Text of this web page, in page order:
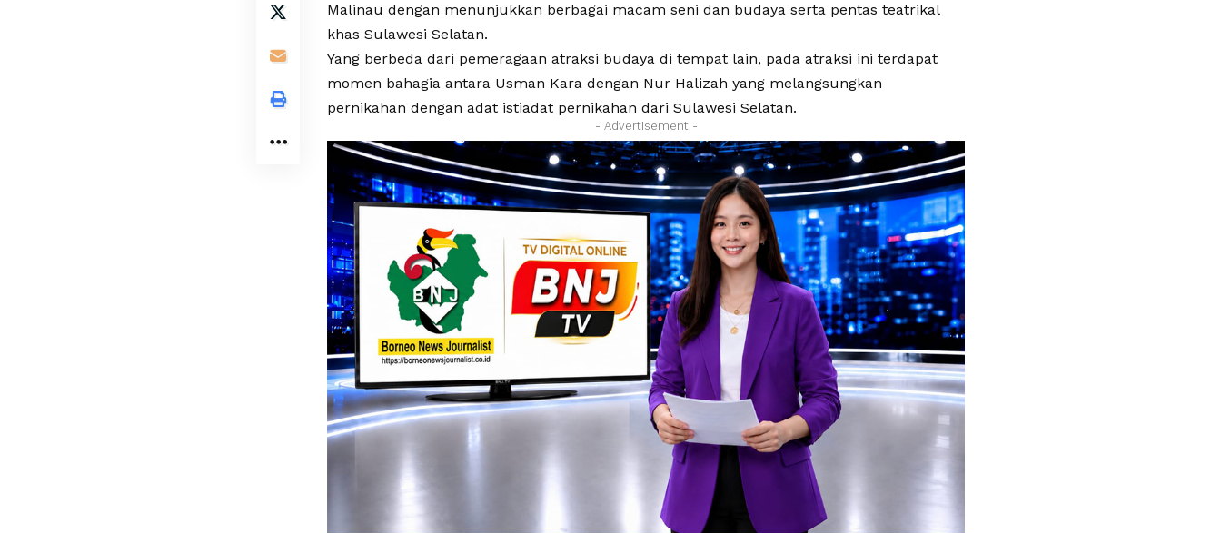
Malinau dengan menunjukkan berbagai macam seni dan budaya serta pentas teatrikal
khas Sulawesi Selatan.
Yang berbeda dari pemeragaan atraksi budaya di tempat lain, pada atraksi ini terdapat
momen bahagia antara Usman Kara dengan Nur Halizah yang melangsungkan
pernikahan dengan adat istiadat pernikahan dari Sulawesi Selatan.
- Advertisement -